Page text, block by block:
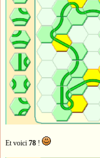
Et voici 78 !